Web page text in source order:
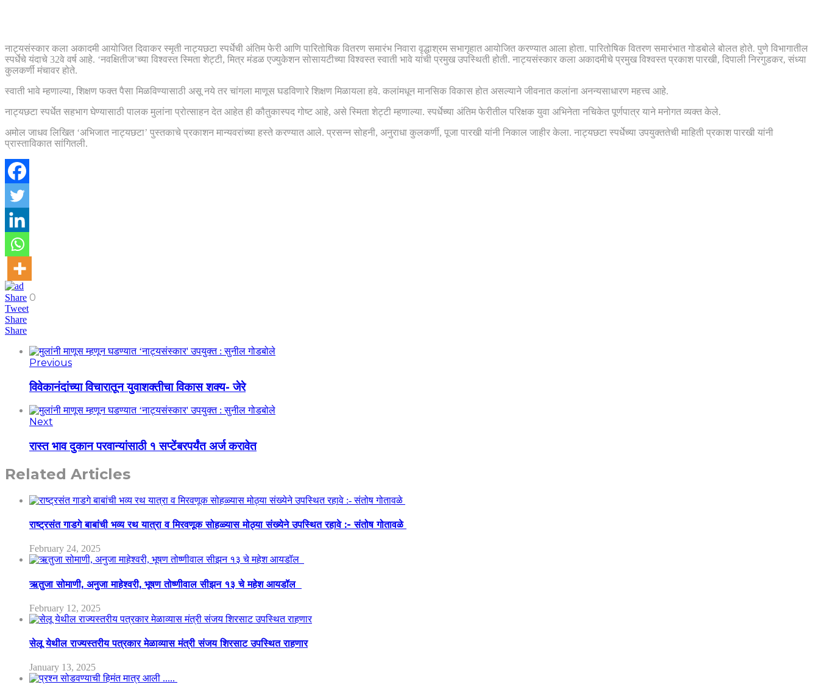
नाट्यसंस्कार कला अकादमी आयोजित दिवाकर स्मृती नाट्यछटा स्पर्धेची अंतिम फेरी आणि पारितोषिक वितरण समारंभ निवारा वृद्धाश्रम सभागृहात आयोजित करण्यात आला होता. पारितोषिक वितरण समारंभात गोडबोले बोलत होते. पुणे विभागातील
स्पर्धेचे यंदाचे 32वे वर्ष आहे. ‌‘नवक्षितीज’च्या विश्वस्त स्मिता शेट्टी, मित्र मंडळ एज्युकेशन सोसायटीच्या विश्वस्त स्वाती भावे यांची प्रमुख उपस्थिती होती. नाट्यसंस्कार कला अकादमीचे प्रमुख विश्वस्त प्रकाश पारखी, दिपाली निरगुडकर, संध्या
कुलकर्णी मंचावर होते.
स्वाती भावे म्हणाल्या, शिक्षण फक्त पैसा मिळविण्यासाठी असू नये तर चांगला माणूस घडविणारे शिक्षण मिळायला हवे. कलांमधून मानसिक विकास होत असल्याने जीवनात कलांना अनन्यसाधारण महत्त्व आहे.
नाट्यछटा स्पर्धेत सहभाग घेण्यासाठी पालक मुलांना प्रोत्साहन देत आहेत ही कौतुकास्पद गोष्ट आहे, असे स्मिता शेट्टी म्हणाल्या. स्पर्धेच्या अंतिम फेरीतील परिक्षक युवा अभिनेता नचिकेत पूर्णपात्र याने मनोगत व्यक्त केले.
अमोल जाधव लिखित ‌‘अभिजात नाट्यछटा’ पुस्तकाचे प्रकाशन मान्यवरांच्या हस्ते करण्यात आले. प्रसन्न सोहनी, अनुराधा कुलकर्णी, पूजा पारखी यांनी निकाल जाहीर केला. नाट्यछटा स्पर्धेच्या उपयुक्ततेची माहिती प्रकाश पारखी यांनी
प्रास्ताविकात सांगितली.
Share 0
Tweet
Share
Share
Previous
विवेकानंदांच्या विचारातून युवाशक्तीचा विकास शक्य- जेरे
Next
रास्त भाव दुकान परवान्यांसाठी १ सप्टेंबरपर्यंत अर्ज करावेत
Related Articles
राष्ट्रसंत गाडगे बाबांची भव्य रथ यात्रा व मिरवणूक सोहळ्यास मोठ्या संख्येने उपस्थित रहावे :- संतोष गोतावळे
February 24, 2025
ऋतुजा सोमाणी, अनुजा माहेश्वरी, भूषण तोष्णीवाल सीझन १३ चे महेश आयडॉल
February 12, 2025
सेलू येथील राज्यस्तरीय पत्रकार मेळाव्यास मंत्री संजय शिरसाट उपस्थित राहणार
January 13, 2025